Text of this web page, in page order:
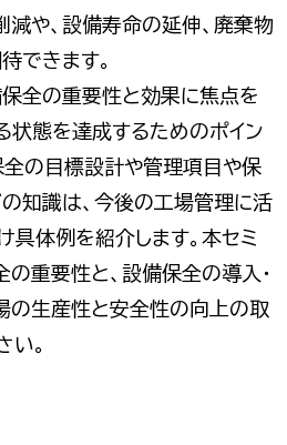
減や、設備寿命の延伸、廃棄物
できます。
全の重要性と効果に焦点を
状態を達成するためのポイン
全の目標設計や管理項目や保
知識は、今後の工場管理に活
具体例を紹介します。本セミ
重要性と、設備保全の導入・
の生産性と安全性の向上の取
い。